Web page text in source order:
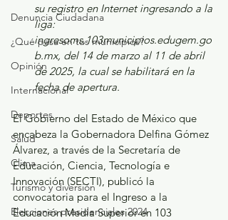
Denuncia Ciudadana
¿Qué pasa en tus municipios?
Opinión
Internacional
Deportes
Salud
Clima
Turismo y diversión
Elecciones presidenciales 2024
su registro en Internet ingresando a la
liga:
ingresoms.103municipios.edugem.go
b.mx, del 14 de marzo al 11 de abril
de 2025, la cual se habilitará en la
fecha de apertura.
El Gobierno del Estado de México que
encabeza la Gobernadora Delfina Gómez
Álvarez, a través de la Secretaría de
Educación, Ciencia, Tecnología e
Innovación (SECTI), publicó la
convocatoria para el Ingreso a la
Educación Media Superior en 103